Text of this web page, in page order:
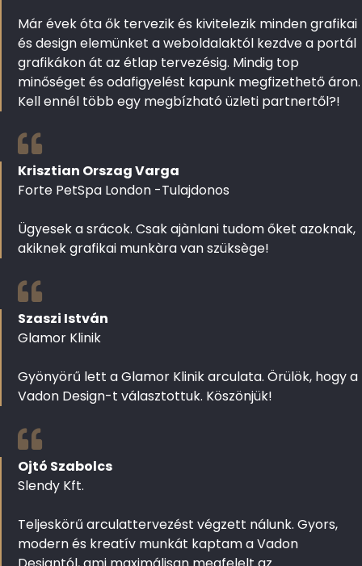
Már évek óta ők tervezik és kivitelezik minden grafikai
és design elemünket a weboldalaktól kezdve a portál
grafikákon át az étlap tervezésig. Mindig top
minőséget és odafigyelést kapunk megfizethető áron.
Kell ennél több egy megbízható üzleti partnertől?!
Krisztian Orszag Varga
Forte PetSpa London -Tulajdonos
Ügyesek a srácok. Csak ajànlani tudom őket azoknak,
akiknek grafikai munkàra van szüksège!
Szaszi István
Glamor Klinik
Gyönyörű lett a Glamor Klinik arculata. Örülök, hogy a
Vadon Design-t választottuk. Köszönjük!
Ojtó Szabolcs
Slendy Kft.
Teljeskörű arculattervezést végzett nálunk. Gyors,
modern és kreatív munkát kaptam a Vadon